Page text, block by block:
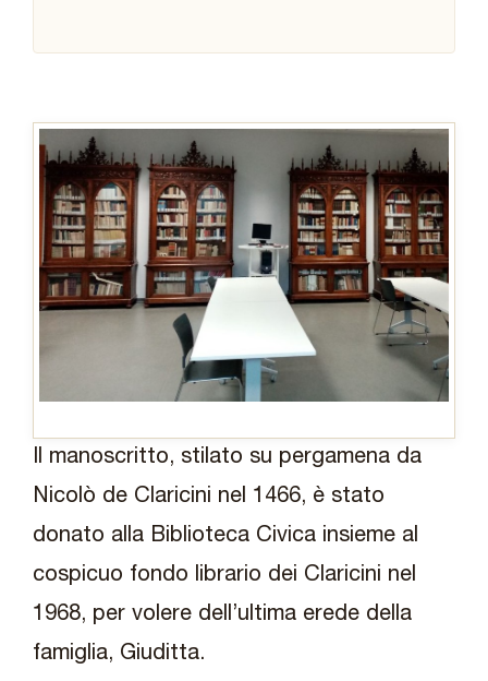
Il manoscritto, stilato su pergamena da
Nicolò de Claricini nel 1466, è stato
donato alla Biblioteca Civica insieme al
cospicuo fondo librario dei Claricini nel
1968, per volere dell’ultima erede della
famiglia, Giuditta.